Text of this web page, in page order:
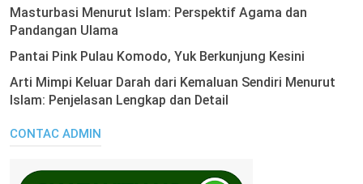
Masturbasi Menurut Islam: Perspektif Agama dan
Pandangan Ulama
Pantai Pink Pulau Komodo, Yuk Berkunjung Kesini
Arti Mimpi Keluar Darah dari Kemaluan Sendiri Menurut
Islam: Penjelasan Lengkap dan Detail
CONTAC ADMIN